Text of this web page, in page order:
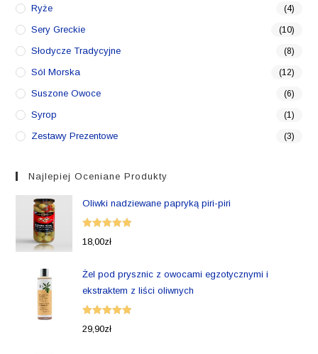
Ryże (4)
Sery Greckie (10)
Słodycze Tradycyjne (8)
Sól Morska (12)
Suszone Owoce (6)
Syrop (1)
Zestawy Prezentowe (3)
Najlepiej Oceniane Produkty
Oliwki nadziewane papryką piri-piri
Oceniono
18,00zł
Żel pod prysznic z owocami egzotycznymi i
ekstraktem z liści oliwnych
Oceniono
29,90zł